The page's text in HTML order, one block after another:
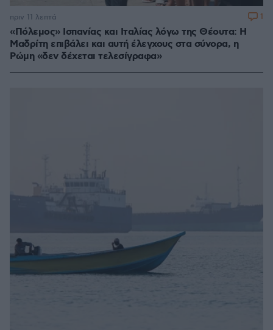
«Πόλεμος» Ισπανίας και Ιταλίας λόγω της Θέουτα: Η
Μαδρίτη επιβάλει και αυτή έλεγχους στα σύνορα, η
Ρώμη «δεν δέχεται τελεσίγραφα»
πριν 11 λεπτά 1